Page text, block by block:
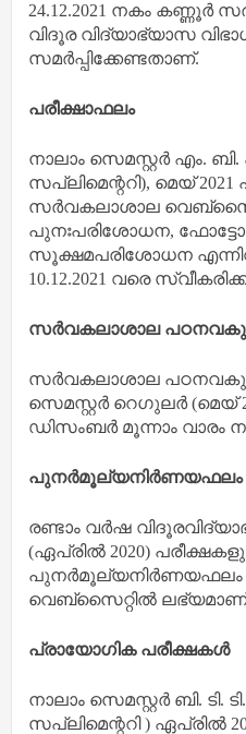
24.12.2021 നകം കണ്ണൂർ
വിദൂര വിദ്യാഭ്യാസ
സമർപ്പിക്കേണ്ടതാണ്.
പരീക്ഷാഫലം
നാലാം സെമസ്റ്റർ എം.
സപ്ലിമെന്ററി), മെയ് 2021
സർവകലാശാല
പുനഃപരിശോധന,
സൂക്ഷമപരിശോധന
10.12.2021 വരെ
സർവകലാശാല
സർവകലാശാല
സെമസ്റ്റർ റെഗുലർ (മെയ്
ഡിസംബർ മൂന്നാം വാരം
പുനർമൂല്യനിർണയഫലം
രണ്ടാം വർഷ
(ഏപ്രിൽ 2020)
പുനർമൂല്യനിർണയഫലം
വെബ്സൈറ്റിൽ
പ്രായോഗിക പരീക്ഷകൾ
നാലാം സെമസ്റ്റർ ബി. ടി.
സപ്ലിമെന്ററി ) ഏപ്രിൽ